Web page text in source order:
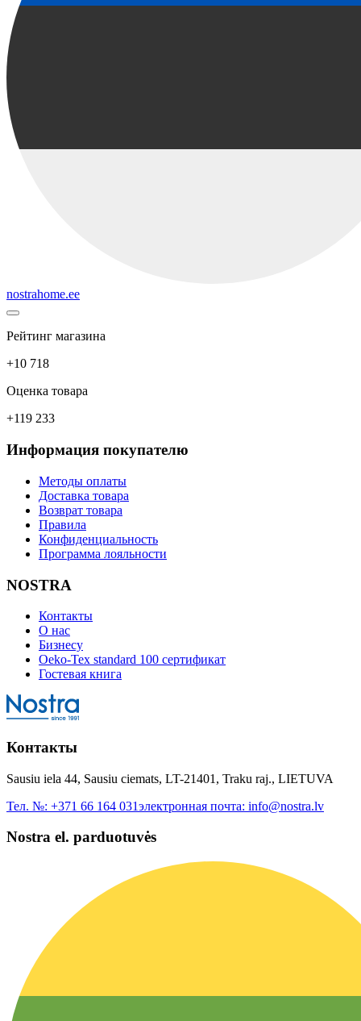
nostrahome.ee
Рейтинг магазина
+10 718
Оценка товара
+119 233
Информация покупателю
Методы оплаты
Доставка товара
Возврат товара
Правила
Конфиденциальность
Программа лояльности
NOSTRA
Контакты
О нас
Бизнесу
Oeko-Tex standard 100 сертификат
Гостевая книга
Контакты
Sausiu iela 44, Sausiu ciemats, LT-21401, Traku raj., LIETUVA
Тел. №: +371 66 164 031электронная почта: info@nostra.lv
Nostra el. parduotuvės